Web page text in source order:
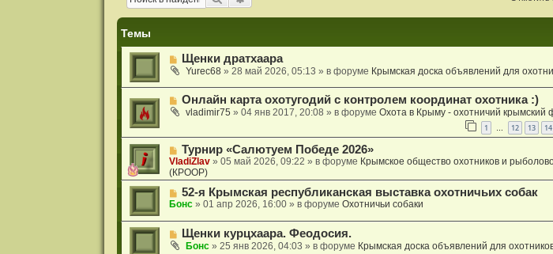
Темы
Н
о
о
е
с
о
б
щ
е
н
и
е
Щенки дратхаара
Yurec68» 28 май 2026, 05:13 » в форуме Крымская доска объявлений для
Н
о
е
о
о
б
щ
е
н
и
е
Онлайн карта охотугодий с контролем координат охотника :)
vladimir75 » 04 янв 2017, 20:08 » в форуме Охота в Крыму - охотничий крымский
1 12 13 14
Н
о
в
о
е
с
б
щ
Турнир «Салютуем Победе 2026»
VladiZlav» 05 май 2026, 09:22 » в форуме Крымское общество охотников и
(КРООР)
Н
о
о
е
с
52-я Крымская республиканская выставка охотничьих собак
Бонс» 01 апр 2026, 16:00» в форуме Охотничьи собаки
Н
о
Щенки курцхаара. Феодосия.
Бонс» 25 янв 2026, 04:03 » в форуме Крымская доска объявлений для